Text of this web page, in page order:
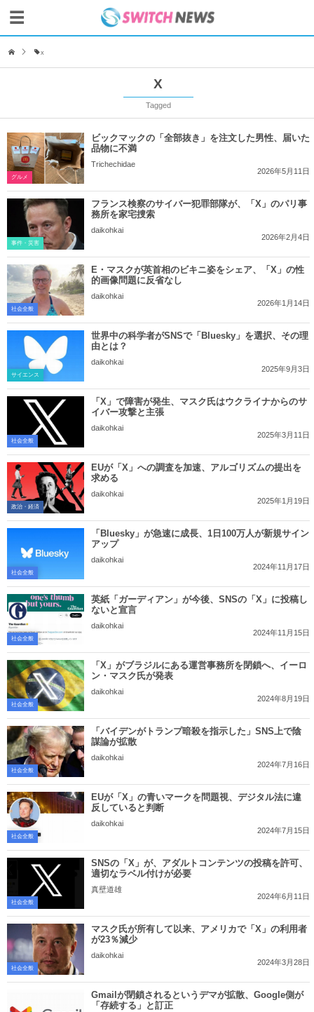
X
X
Tagged
グルメ
ビックマックの「全部抜き」を注文した男性、届いた
品物に不満
Trichechidae
2026年5月11日
事件・災害
フランス検察のサイバー犯罪部隊が、「X」のパリ事
務所を家宅捜索
daikohkai
2026年2月4日
社会全般
E・マスクが英首相のビキニ姿をシェア、「X」の性
的画像問題に反省なし
daikohkai
2026年1月14日
サイエンス
世界中の科学者がSNSで「Bluesky」を選択、その理
由とは？
daikohkai
2025年9月3日
社会全般
「X」で障害が発生、マスク氏はウクライナからのサ
イバー攻撃と主張
daikohkai
2025年3月11日
政治・経済
EUが「X」への調査を加速、アルゴリズムの提出を
求める
daikohkai
2025年1月19日
社会全般
「Bluesky」が急速に成長、1日100万人が新規サイン
アップ
daikohkai
2024年11月17日
社会全般
英紙「ガーディアン」が今後、SNSの「X」に投稿し
ないと宣言
daikohkai
2024年11月15日
社会全般
「X」がブラジルにある運営事務所を閉鎖へ、イーロ
ン・マスク氏が発表
daikohkai
2024年8月19日
社会全般
「バイデンがトランプ暗殺を指示した」SNS上で陰
謀論が拡散
daikohkai
2024年7月16日
社会全般
EUが「X」の青いマークを問題視、デジタル法に違
反していると判断
daikohkai
2024年7月15日
社会全般
SNSの「X」が、アダルトコンテンツの投稿を許可、
適切なラベル付けが必要
真壁道雄
2024年6月11日
社会全般
マスク氏が所有して以来、アメリカで「X」の利用者
が23％減少
daikohkai
2024年3月28日
Gmailが閉鎖されるというデマが拡散、Google側が
「存続する」と訂正